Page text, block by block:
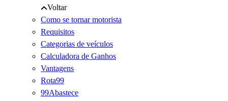
Voltar
Como se tornar motorista
Requisitos
Categorias de veículos
Calculadora de Ganhos
Vantagens
Rota99
99Abastece